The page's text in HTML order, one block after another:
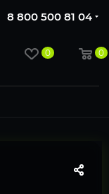
8 800 500 81 04
0 0